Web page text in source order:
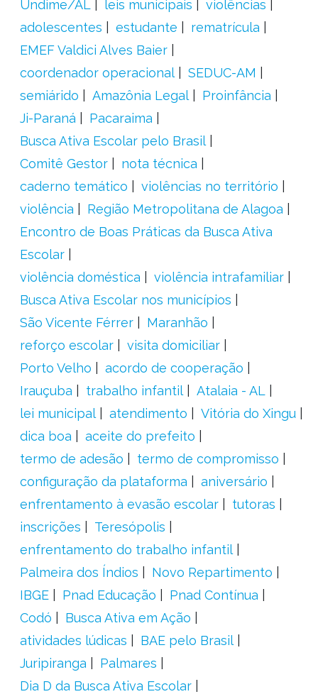
Undime/AL
leis municipais
violências
adolescentes
estudante
rematrícula
EMEF Valdici Alves Baier
coordenador operacional
SEDUC-AM
semiárido
Amazônia Legal
Proinfância
Ji-Paraná
Pacaraima
Busca Ativa Escolar pelo Brasil
Comitê Gestor
nota técnica
caderno temático
violências no território
violência
Região Metropolitana de Alagoa
Encontro de Boas Práticas da Busca Ativa
Escolar
violência doméstica
violência intrafamiliar
Busca Ativa Escolar nos municípios
São Vicente Férrer
Maranhão
reforço escolar
visita domiciliar
Porto Velho
acordo de cooperação
Irauçuba
trabalho infantil
Atalaia - AL
lei municipal
atendimento
Vitória do Xingu
dica boa
aceite do prefeito
termo de adesão
termo de compromisso
configuração da plataforma
aniversário
enfrentamento à evasão escolar
tutoras
inscrições
Teresópolis
enfrentamento do trabalho infantil
Palmeira dos Índios
Novo Repartimento
IBGE
Pnad Educação
Pnad Contínua
Codó
Busca Ativa em Ação
atividades lúdicas
BAE pelo Brasil
Juripiranga
Palmares
Dia D da Busca Ativa Escolar